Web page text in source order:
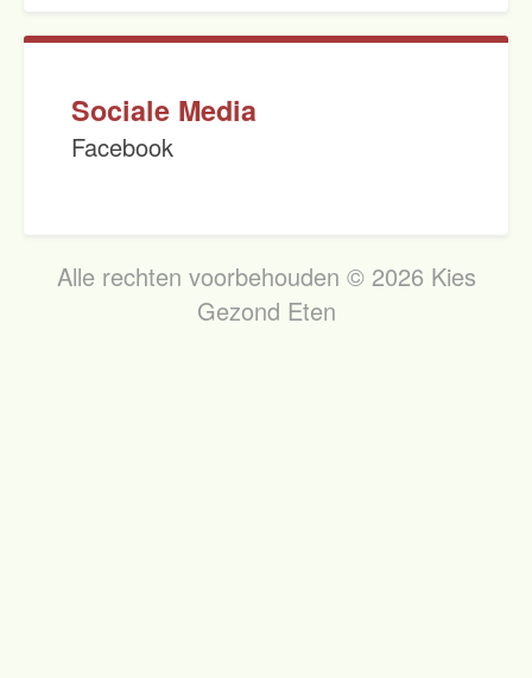
Sociale Media
Facebook
Alle rechten voorbehouden © 2026 Kies
Gezond Eten